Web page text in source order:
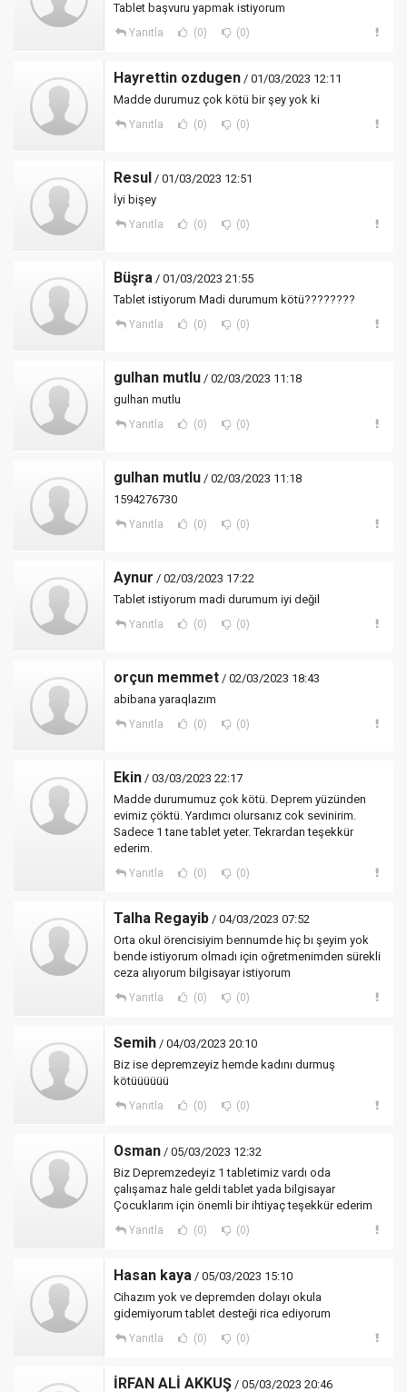
Tablet başvuru yapmak istiyorum
Yanıtla (0) (0)
Hayrettin ozdugen / 01/03/2023 12:11
Madde durumuz çok kötü bir şey yok ki
Yanıtla (0) (0)
Resul / 01/03/2023 12:51
İyi bişey
Yanıtla (0) (0)
Büşra / 01/03/2023 21:55
Tablet istiyorum Madi durumum kötü????????
Yanıtla (0) (0)
gulhan mutlu / 02/03/2023 11:18
gulhan mutlu
Yanıtla (0) (0)
gulhan mutlu / 02/03/2023 11:18
1594276730
Yanıtla (0) (0)
Aynur / 02/03/2023 17:22
Tablet istiyorum madi durumum iyi değil
Yanıtla (0) (0)
orçun memmet / 02/03/2023 18:43
abibana yaraqlazım
Yanıtla (0) (0)
Ekin / 03/03/2023 22:17
Madde durumumuz çok kötü. Deprem yüzünden
evimiz çöktü. Yardımcı olursanız cok sevinirim.
Sadece 1 tane tablet yeter. Tekrardan teşekkür
ederim.
Yanıtla (0) (0)
Talha Regayib / 04/03/2023 07:52
Orta okul örencisiyim bennumde hiç bı şeyim yok
bende istiyorum olmadı için oğretmenimden sürekli
ceza alıyorum bilgisayar istiyorum
Yanıtla (0) (0)
Semih / 04/03/2023 20:10
Biz ise depremzeyiz hemde kadını durmuş
kötüüüüüü
Yanıtla (0) (0)
Osman / 05/03/2023 12:32
Biz Depremzedeyiz 1 tabletimiz vardı oda
çalışamaz hale geldi tablet yada bilgisayar
Çocuklarım için önemli bir ihtiyaç teşekkür ederim
Yanıtla (0) (0)
Hasan kaya / 05/03/2023 15:10
Cihazım yok ve depremden dolayı okula
gidemiyorum tablet desteği rica ediyorum
Yanıtla (0) (0)
İRFAN ALİ AKKUŞ / 05/03/2023 20:46